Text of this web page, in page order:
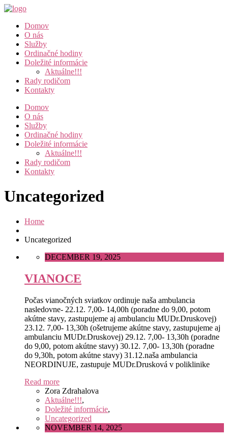
Domov
O nás
Služby
Ordinačné hodiny
Doležité informácie
Aktuálne!!!
Rady rodičom
Kontakty
Domov
O nás
Služby
Ordinačné hodiny
Doležité informácie
Aktuálne!!!
Rady rodičom
Kontakty
Uncategorized
Home
Uncategorized
DECEMBER 19, 2025
VIANOCE
Počas vianočných sviatkov ordinuje naša ambulancia
nasledovne- 22.12. 7,00- 14,00h (poradne do 9,00, potom
akútne stavy, zastupujeme aj ambulanciu MUDr.Druskovej)
23.12. 7,00- 13,30h (ošetrujeme akútne stavy, zastupujeme aj
ambulanciu MUDr.Druskovej) 29.12. 7,00- 13,30h (poradne
do 9,00, potom akútne stavy) 30.12. 7,00- 13,30h (poradne
do 9,30h, potom akútne stavy) 31.12.naša ambulancia
NEORDINUJE, zastupuje MUDr.Drusková v poliklinike
Read more
Zora Zdrahalova
Aktuálne!!!,
Doležité informácie,
Uncategorized
NOVEMBER 14, 2025